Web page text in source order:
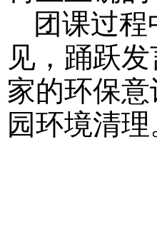
团课过
见，踊跃
家的环保
园环境清